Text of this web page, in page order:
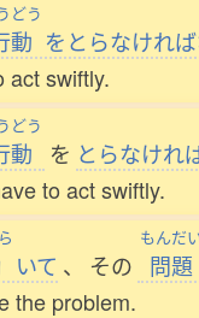
どう
動 をとらなけれ
act swiftly.
どう
動 を とらなけれ
to act swiftly.
いて 、 その
もんだ
問題
the problem.